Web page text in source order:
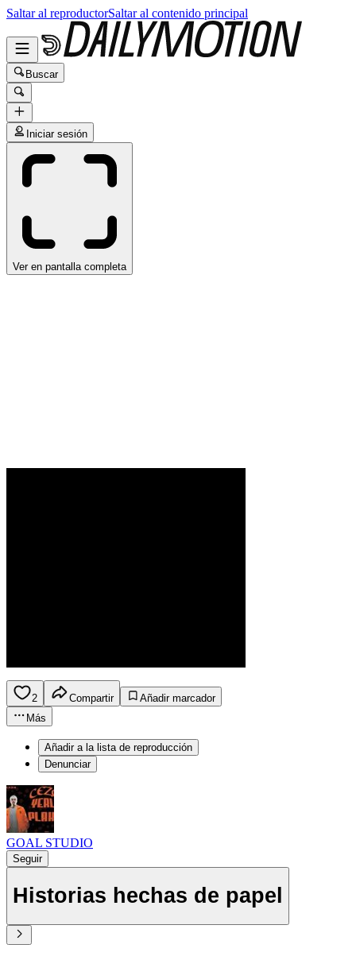
Saltar al reproductorSaltar al contenido principal
Buscar
Iniciar sesión
Ver en pantalla completa
2 Compartir
Añadir marcador
Más
Añadir a la lista de reproducción
Denunciar
GOAL STUDIO
Seguir
Historias hechas de papel